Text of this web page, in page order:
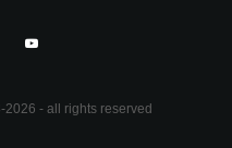
- all rights reserved